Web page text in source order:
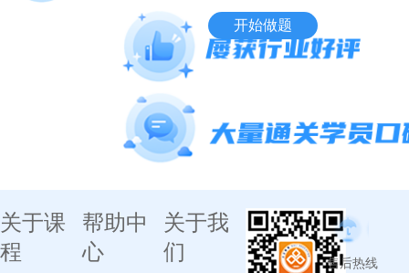
开始做题
关于课
程
帮助中
心
关于我
们
售后热线